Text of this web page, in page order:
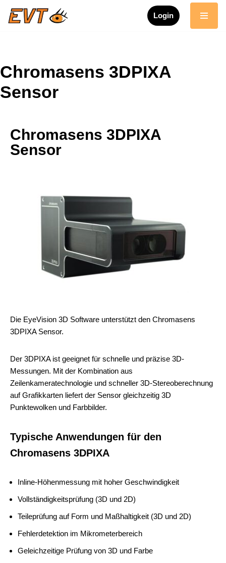
Login
Chromasens 3DPIXA
Sensor
Chromasens 3DPIXA
Sensor
Die EyeVision 3D Software unterstützt den Chromasens
3DPIXA Sensor.
Der 3DPIXA ist geeignet für schnelle und präzise 3D-
Messungen. Mit der Kombination aus
Zeilenkameratechnologie und schneller 3D-Stereoberechnung
auf Grafikkarten liefert der Sensor gleichzeitig 3D
Punktewolken und Farbbilder.
Typische Anwendungen für den
Chromasens 3DPIXA
Inline-Höhenmessung mit hoher Geschwindigkeit
Vollständigkeitsprüfung (3D und 2D)
Teileprüfung auf Form und Maßhaltigkeit (3D und 2D)
Fehlerdetektion im Mikrometerbereich
Geleichzeitige Prüfung von 3D und Farbe